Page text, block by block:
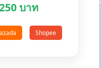
บาท
Shopee